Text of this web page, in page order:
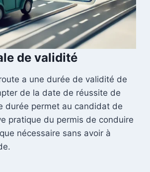
de validité
a une durée de validité de
de la date de réussite de
durée permet au candidat de
pratique du permis de conduire
nécessaire sans avoir à